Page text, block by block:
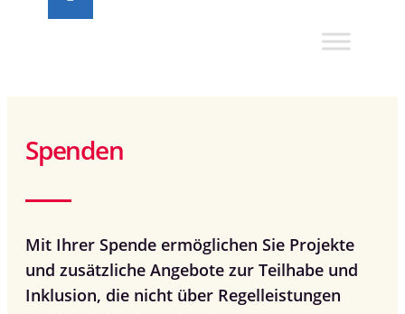
Spenden
Mit Ihrer Spende ermöglichen Sie Projekte
und zusätzliche Angebote zur Teilhabe und
Inklusion, die nicht über Regelleistungen